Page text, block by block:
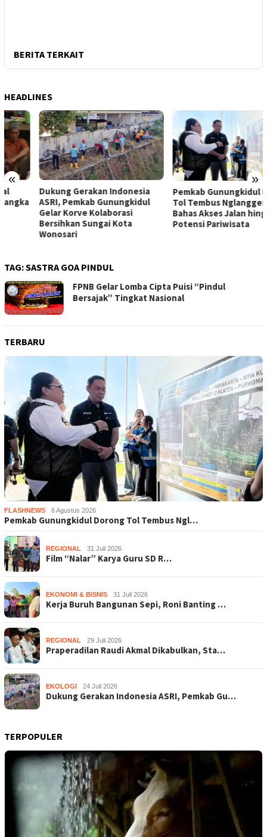
BERITA TERKAIT
HEADLINES
« »
Dukung Gerakan Indonesia
ASRI, Pemkab Gunungkidul
Gelar Korve Kolaborasi
Bersihkan Sungai Kota
Wonosari
Pemkab Gunungkidul Dorong
Tol Tembus Nglanggeran,
Bahas Akses Jalan hingga
Potensi Pariwisata
TAG:SASTRA GOA PINDUL
FPNB Gelar Lomba Cipta Puisi “Pindul
Bersajak” Tingkat Nasional
TERBARU
FLASHNEWS 6 Agustus 2026
Pemkab Gunungkidul Dorong Tol Tembus Ngl…
REGIONAL 31 Juli 2026
Film “Nalar” Karya Guru SD R…
EKONOMI & BISNIS 31 Juli 2026
Kerja Buruh Bangunan Sepi, Roni Banting …
REGIONAL 29 Juli 2026
Praperadilan Raudi Akmal Dikabulkan, Sta…
EKOLOGI 24 Juli 2026
Dukung Gerakan Indonesia ASRI, Pemkab Gu…
TERPOPULER